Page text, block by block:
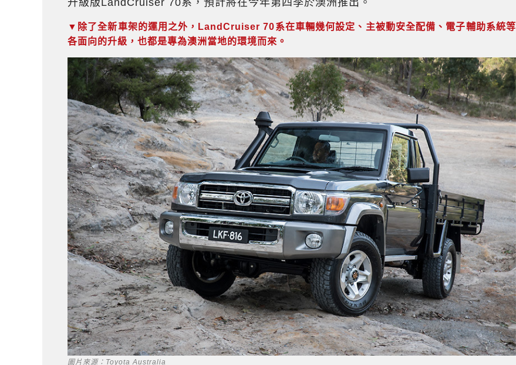
升級版LandCruiser 70系，預計將在今年第四季於澳洲推出。
▼除了全新車架的運用之外，LandCruiser 70系在車輛幾何設定、主被動安全配備、電子輔助系統等
各面向的升級，也都是專為澳洲當地的環境而來。
圖片來源：Toyota Australia